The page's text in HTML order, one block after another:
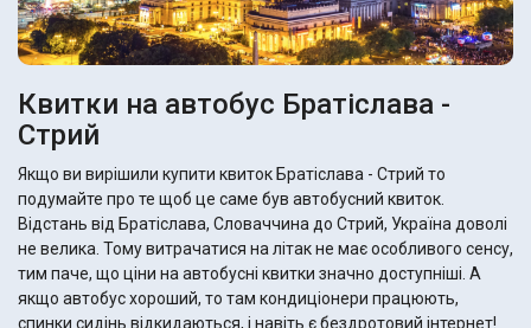
Квитки на автобус Братіслава -
Стрий
Якщо ви вирішили купити квиток Братіслава - Стрий то
подумайте про те щоб це саме був автобусний квиток.
Відстань від Братіслава, Словаччина до Стрий, Україна доволі
не велика. Тому витрачатися на літак не має особливого сенсу,
тим паче, що ціни на автобусні квитки значно доступніші. А
якщо автобус хороший, то там кондиціонери працюють,
спинки сидінь відкидаються, і навіть є бездротовий інтернет!